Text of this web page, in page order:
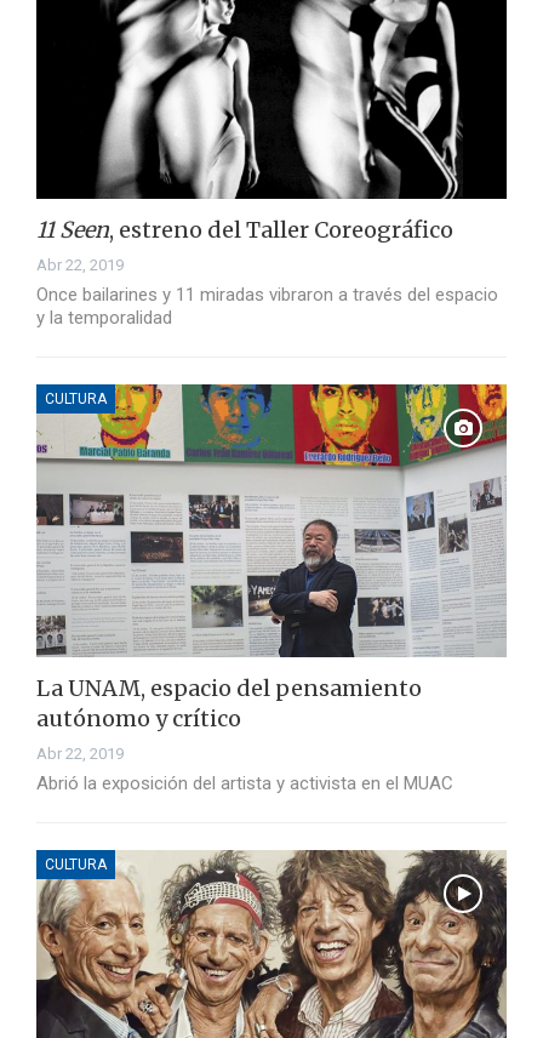
11 Seen, estreno del Taller Coreográfico
Abr 22, 2019
Once bailarines y 11 miradas vibraron a través del espacio
y la temporalidad
CULTURA
La UNAM, espacio del pensamiento
autónomo y crítico
Abr 22, 2019
Abrió la exposición del artista y activista en el MUAC
CULTURA